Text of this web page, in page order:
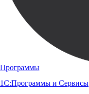
Программы
1С:Программы и Сервисы